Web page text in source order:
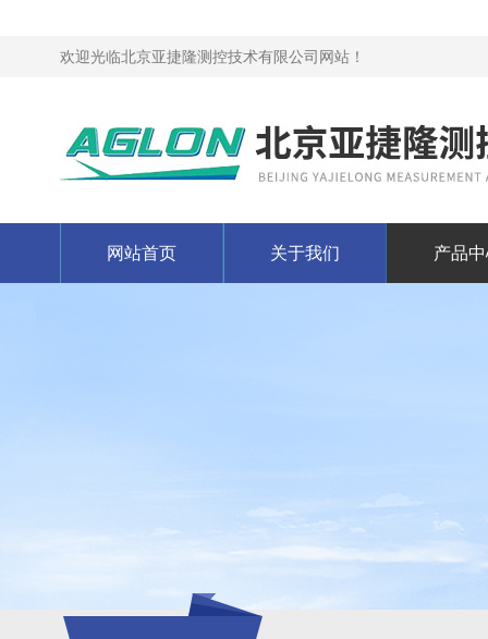
欢迎光临北京亚捷隆测控技术有限公司网站！
网站首页 关于我们 产品